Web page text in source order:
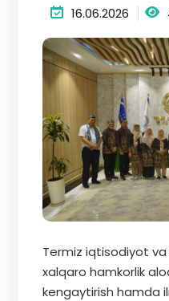
16.06.2026
Termiz iqtisodiyot
xalqaro hamkorlik
kengaytirish hamda